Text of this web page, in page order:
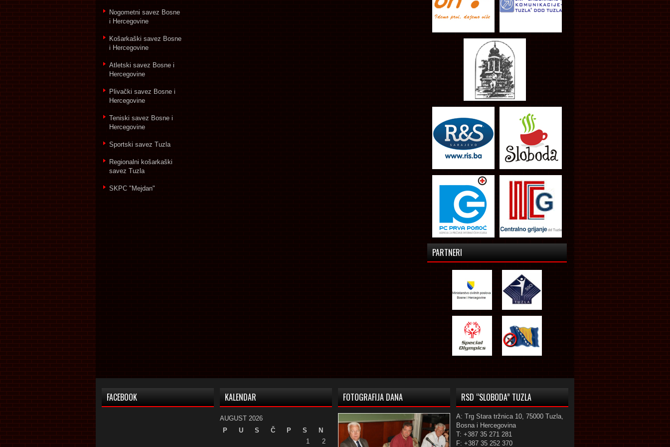
Nogometni savez Bosne
i Hercegovine
Košarkaški savez Bosne
i Hercegovine
Atletski savez Bosne i
Hercegovine
Plivački savez Bosne i
Hercegovine
Teniski savez Bosne i
Hercegovine
Sportski savez Tuzla
Regionalni košarkaški
savez Tuzla
SKPC "Mejdan"
PARTNERI
FACEBOOK KALENDAR
AUGUST 2026
P
U S Č P S
N
1
2
FOTOGRAFIJA DANA RSD “SLOBODA” TUZLA
A: Trg Stara tržnica 10, 75000 Tuzla,
Bosna i Hercegovina
T: +387 35 271 281
F: +387 35 252 370